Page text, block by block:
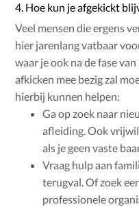
4. Hoe kun je afgekickt
Veel mensen die ergens
hier jarenlang vatbaar
waar je ook na de fase
afkicken mee bezig zal
hierbij kunnen helpen:
Ga op zoek naar
afleiding. Ook
als je geen vaste
Vraag hulp aan
terugval. Of zoek
professionele